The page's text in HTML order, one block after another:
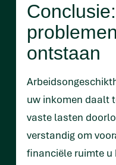
ontstaan
uw inkomen daalt
vaste lasten
verstandig om
financiële ruimte u